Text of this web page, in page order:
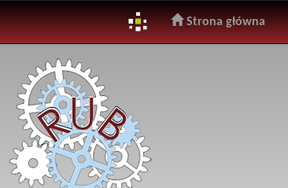
navigation
Strona główna